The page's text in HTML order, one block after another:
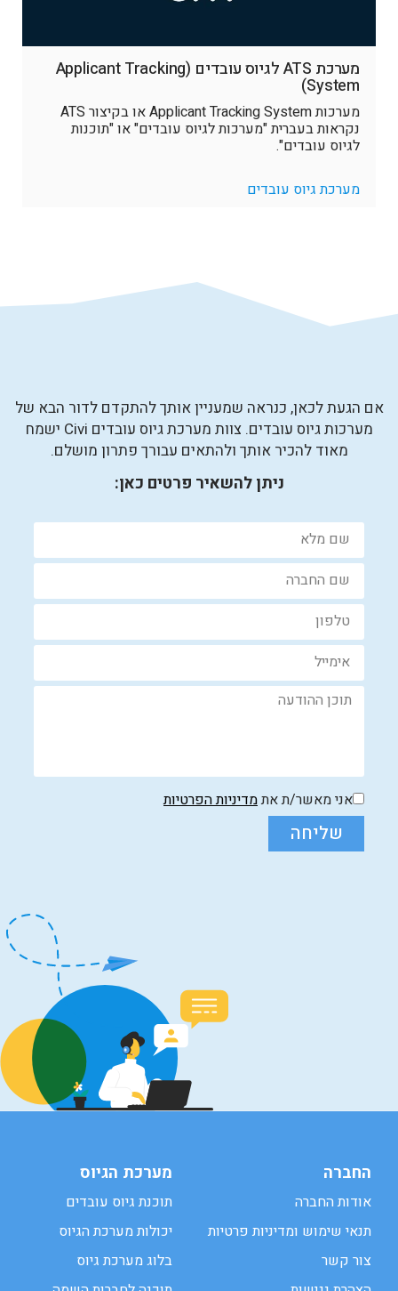
מערכת ATS לגיוס עובדים (Applicant Tracking
System)
מערכות Applicant Tracking System או בקיצור ATS
נקראות בעברית "מערכות לגיוס עובדים" או "תוכנות
לגיוס עובדים".
מערכת גיוס עובדים
אם הגעת לכאן, כנראה שמעניין אותך להתקדם לדור הבא של
מערכות גיוס עובדים. צוות מערכת גיוס עובדים Civi ישמח
מאוד להכיר אותך ולהתאים עבורך פתרון מושלם.
ניתן להשאיר פרטים כאן:
אני מאשר/ת אתמדיניות הפרטיות
שליחה
החברה
אודות החברה
תנאי שימוש ומדיניות פרטיות
צור קשר
מערכת הגיוס
תוכנת גיוס עובדים
יכולות מערכת הגיוס
בלוג מערכת גיוס